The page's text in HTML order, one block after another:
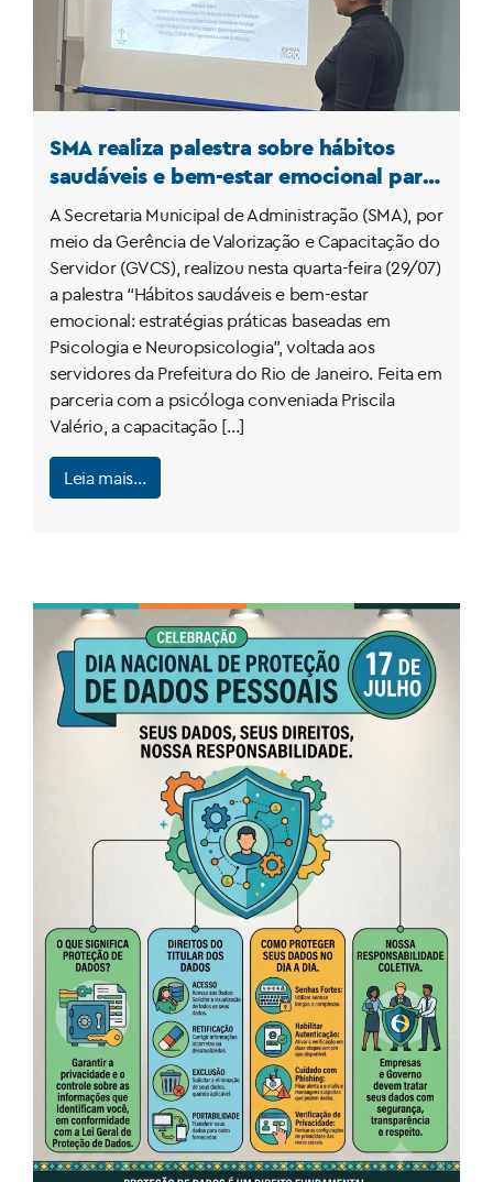
SMA realiza palestra sobre hábitos
saudáveis e bem-estar emocional para
servidores municipais
A Secretaria Municipal de Administração (SMA), por
meio da Gerência de Valorização e Capacitação do
Servidor (GVCS), realizou nesta quarta-feira (29/07)
a palestra “Hábitos saudáveis e bem-estar
emocional: estratégias práticas baseadas em
Psicologia e Neuropsicologia”, voltada aos
servidores da Prefeitura do Rio de Janeiro. Feita em
parceria com a psicóloga conveniada Priscila
Valério, a capacitação […]
Leia mais…